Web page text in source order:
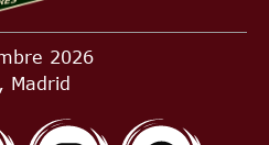
2026
Madrid